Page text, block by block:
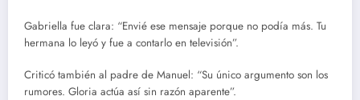
Gabriella fue clara: “Envié ese mensaje porque no podía más. Tu
hermana lo leyó y fue a contarlo en televisión”.
Criticó también al padre de Manuel: “Su único argumento son los
rumores. Gloria actúa así sin razón aparente”.